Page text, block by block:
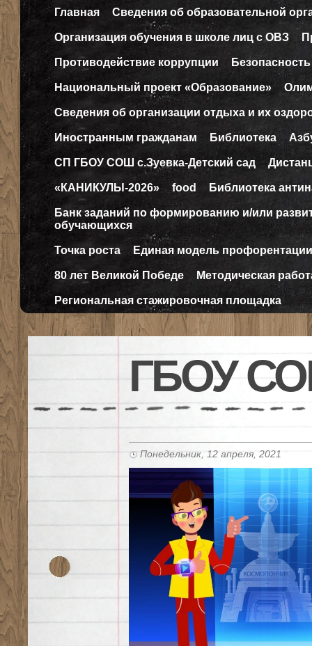
Главная Сведения об образовательной
Организация обучения в школе лиц с ОВЗ
Противодействие коррупции Безопасность
Национальный проект «Образование»
Сведения об организации отдыха и их
Иностранным гражданам Библиотека
СП ГБОУ СОШ с.Зуевка-Детский сад
«КАНИКУЛЫ-2026» food Библиотека
Банк заданий по формированию и/или
обучающихся
Точка роста Единая модель профорентации
80 лет Великой Победе Методическая
Региональная стажировочная площадка
ГБОУ
Понедельник, 12 апреля, 2021